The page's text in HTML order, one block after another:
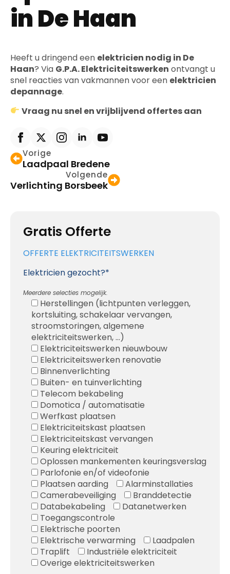
Gratis Offerte
OFFERTE ELEKTRICITEITSWERKEN
Elektricien gezocht?*
Meerdere selecties mogelijk.
Herstellingen (lichtpunten verleggen,
kortsluiting, schakelaar vervangen,
stroomstoringen, algemene
elektriciteitswerken, ...)
Elektriciteitswerken nieuwbouw
Elektriciteitswerken renovatie
Binnenverlichting
Buiten- en tuinverlichting
Telecom bekabeling
Domotica / automatisatie
Werfkast plaatsen
Elektriciteitskast plaatsen
Elektriciteitskast vervangen
Keuring elektriciteit
Oplossen mankementen keuringsverslag
Parlofonie en/of videofonie
Plaatsen aarding
Alarminstallaties
Camerabeveiliging
Branddetectie
Databekabeling
Datanetwerken
Toegangscontrole
Elektrische poorten
Elektrische verwarming
Laadpalen
Traplift
Industriële elektriciteit
Overige elektriciteitswerken
in De Haan
Heeft u dringend een elektricien nodig in De
Haan? Via G.P.A. Elektriciteitswerken ontvangt u
snel reacties van vakmannen voor een elektricien
depannage.
Vraag nu snel en vrijblijvend offertes aan
Vorige
Laadpaal Bredene
Volgende
Verlichting Borsbeek